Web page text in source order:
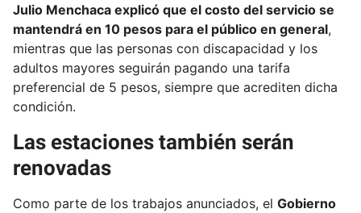
Julio Menchaca explicó que el costo del servicio se
mantendrá en 10 pesos para el público en general,
mientras que las personas con discapacidad y los
adultos mayores seguirán pagando una tarifa
preferencial de 5 pesos, siempre que acrediten dicha
condición.
Las estaciones también serán
renovadas
Como parte de los trabajos anunciados, el Gobierno